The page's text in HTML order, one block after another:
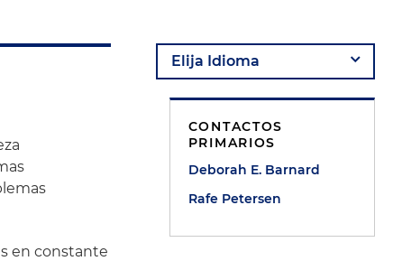
en constante
CONTACTOS
PRIMARIOS
Deborah E. Barnard
Rafe Petersen